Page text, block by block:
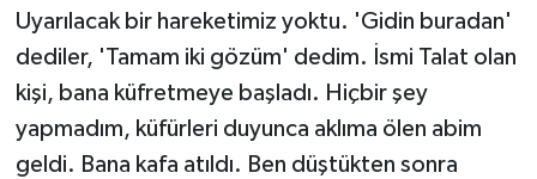
Uyarılacak bir hareketimiz yoktu. 'Gidin buradan'
dediler, 'Tamam iki gözüm' dedim. İsmi Talat olan
kişi, bana küfretmeye başladı. Hiçbir şey
yapmadım, küfürleri duyunca aklıma ölen abim
geldi. Bana kafa atıldı. Ben düştükten sonra